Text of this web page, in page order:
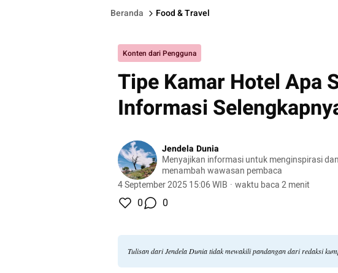
Beranda Food & Travel
Konten dari Pengguna
Tipe Kamar Hotel Apa
Informasi
Jendela Dunia
Menyajikan informasi untuk menginspirasi dan
menambah wawasan pembaca
4 September 2025 15:06 WIB · waktu baca 2 menit
0 0
Tulisan dari Jendela Dunia tidak mewakili pandangan dari redaksi